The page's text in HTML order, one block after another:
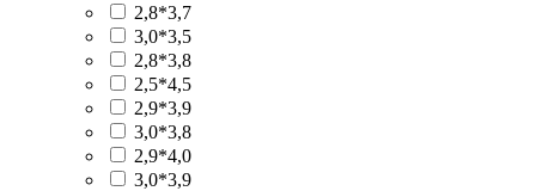
2,8*3,7
3,0*3,5
2,8*3,8
2,5*4,5
2,9*3,9
3,0*3,8
2,9*4,0
3,0*3,9